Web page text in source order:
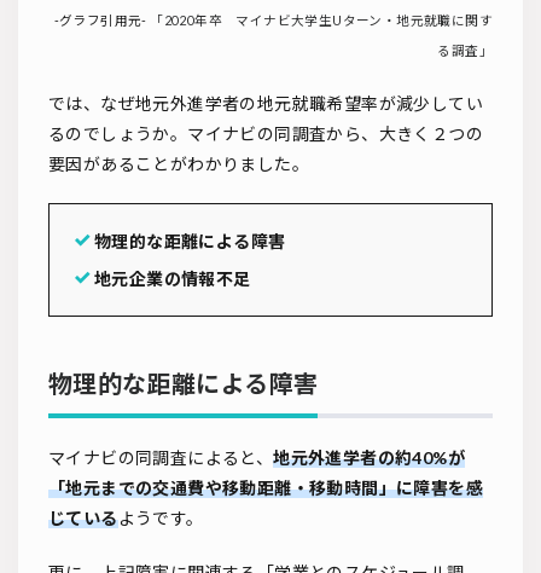
-グラフ引用元-
「2020年卒 マイナビ大学生Uターン・地元就職に関す
る調査」
では、なぜ地元外進学者の地元就職希望率が減少してい
るのでしょうか。マイナビの同調査から、大きく２つの
要因があることがわかりました。
物理的な距離による障害
地元企業の情報不足
物理的な距離による障害
マイナビの同調査によると、地元外進学者の約40%が
「地元までの交通費や移動距離・移動時間」に障害を感
じているようです。